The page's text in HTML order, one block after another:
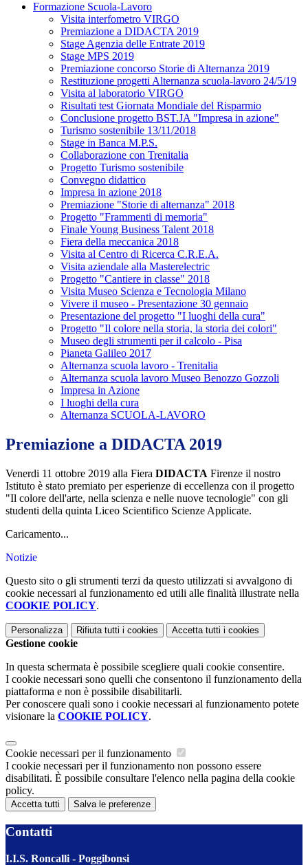
Formazione Scuola-Lavoro
Visita interfometro VIRGO
Premiazione a DIDACTA 2019
Stage Agenzia delle Entrate 2019
Stage MPS 2019
Premiazione concorso Storie di Alternanza 2019
Restituzione progetti Alternanza scuola-lavoro 24/5/19
Visita al laboratorio VIRGO
Risultati test Giornata Mondiale del Risparmio
Conclusione progetto BST.JA "Impresa in azione"
Turismo sostenibile 13/11/2018
Stage in Banca M.P.S.
Collaborazione con Trenitalia
Progetto Turismo sostenibile
Convegno didattico
Impresa in azione 2018
Premiazione "Storie di alternanza" 2018
Progetto "Frammenti di memoria"
Finale Young Business Talent 2018
Fiera della meccanica 2018
Visita al Centro di Ricerca C.R.E.A.
Visita aziendale alla Masterelectric
Progetto "Cantiere in classe" 2018
Visita Museo Scienza e Tecnologia Milano
Vivere il museo - Presentazione 30 gennaio
Presentazione del progetto "I luoghi della cura"
Progetto "Il colore nella storia, la storia dei colori"
Museo degli strumenti per il calcolo - Pisa
Pianeta Galileo 2017
Alternanza scuola lavoro - Trenitalia
Alternanza scuola lavoro Museo Benozzo Gozzoli
Impresa in Azione
I luoghi della cura
Alternanza SCUOLA-LAVORO
Premiazione a DIDACTA 2019
Venerdi 11 ottobre 2019 alla Fiera DIDACTA Firenze il nostro
Istituto è stato premiato per esperienze di eccellenza con il progetto
"Il colore dell'arte, nella scienza e nelle nuove tecnologie" con gli
studenti della quinta Liceo Scientifico Scienze Applicate.
Caricamento...
Notizie
Questo sito o gli strumenti terzi da questo utilizzati si avvalgono di
cookie necessari al funzionamento ed utili alle finalità illustrate nella
COOKIE POLICY.
Personalizza Rifiuta tutti i cookies Accetta tutti i cookies
Gestione cookie
In questa schermata è possibile scegliere quali cookie consentire.
I cookie necessari sono quelli che consentono il funzionamento della
piattaforma e non è possibile disabilitarli.
Per conoscere quali sono i cookie necessari al funzionamento potete
visionare la COOKIE POLICY.
Cookie necessari per il funzionamento
I cookie necessari per il funzionamento non possono essere
disabilitati. È possibile consultare l'elenco nella pagina della cookie
policy.
Accetta tutti Salva le preferenze
Contatti
I.I.S. Roncalli - Poggibonsi